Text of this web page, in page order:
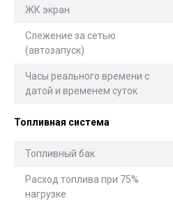
ЖК экран
Слежение за сетью
(автозапуск)
Часы реального времени с
датой и временем суток
Топливная система
Топливный бак
Расход топлива при 75%
нагрузке